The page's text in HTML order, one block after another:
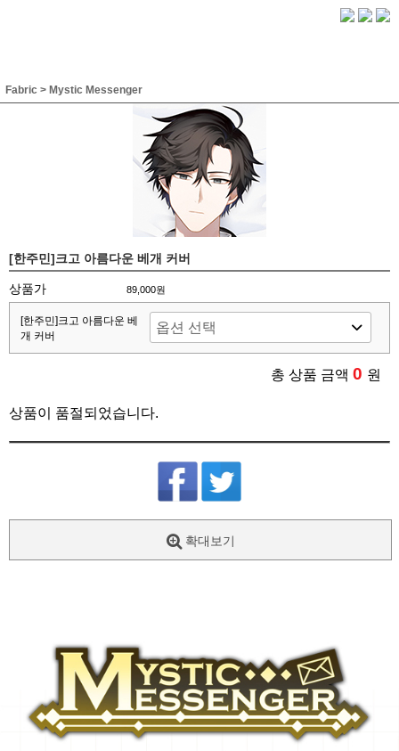
Fabric > Mystic Messenger
[한주민]크고 아름다운 베개 커버
상품가 89,000원
[한주민]크고 아름다운 베
개 커버
총 상품 금액 0 원
상품이 품절되었습니다.
확대보기